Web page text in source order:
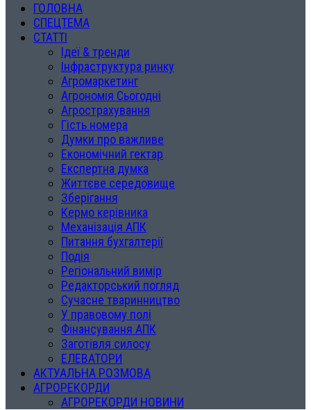
ГОЛОВНА
СПЕЦТЕМА
СТАТТІ
Ідеї & тренди
Інфраструктура ринку
Агромаркетинг
Агрономія Сьогодні
Агрострахування
Гість номера
Думки про важливе
Економічний гектар
Експертна думка
Життєве середовище
Зберігання
Кермо керівника
Механізація АПК
Питання бухгалтерії
Подія
Регіональний вимір
Редакторський погляд
Сучасне тваринництво
У правовому полі
Фінансування АПК
Заготівля силосу
ЕЛЕВАТОРИ
АКТУАЛЬНА РОЗМОВА
АГРОРЕКОРДИ
АГРОРЕКОРДИ НОВИНИ